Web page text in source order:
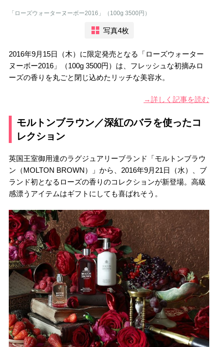
「ローズウォーターヌーボー2016」（100g 3500円）
写真4枚
2016年9月15日（木）に限定発売となる「ローズウォーター
ヌーボー2016」（100g 3500円）は、フレッシュな初摘みロ
ーズの香りを丸ごと閉じ込めたリッチな美容水。
→詳しく記事を読む
モルトンブラウン／深紅のバラを使ったコ
レクション
英国王室御用達のラグジュアリーブランド「モルトンブラウ
ン（MOLTON BROWN）」から、2016年9月21日（水）、ブ
ランド初となるローズの香りのコレクションが新登場。高級
感漂うアイテムはギフトにしても喜ばれそう。